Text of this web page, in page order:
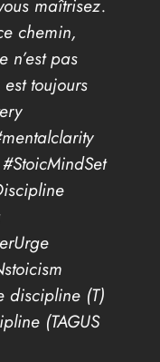
maîtrisez.
chemin,
n’est pas
toujours
discipline (T)
(TAGUS